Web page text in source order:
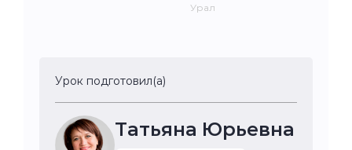
Урал
Урок подготовил(а)
Татьяна Юрьевна